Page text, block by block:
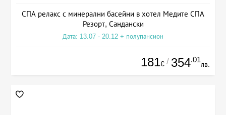
СПА релакс с минерални басейни в хотел Медите СПА
Резорт, Сандански
Дата: 13.07 - 20.12 + полупансион
181€ / 354.01
лв.